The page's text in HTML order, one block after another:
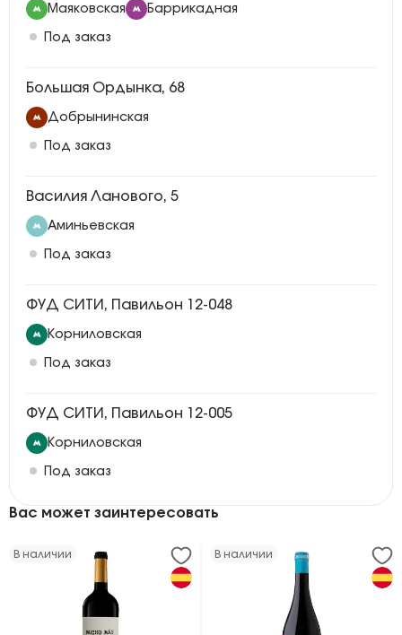
Маяковская Баррикадная
Под заказ
Большая Ордынка, 68
Добрынинская
Под заказ
Василия Ланового, 5
Аминьевская
Под заказ
ФУД СИТИ, Павильон 12-048
Корниловская
Под заказ
ФУД СИТИ, Павильон 12-005
Корниловская
Под заказ
Вас может заинтересовать
В наличии В наличии